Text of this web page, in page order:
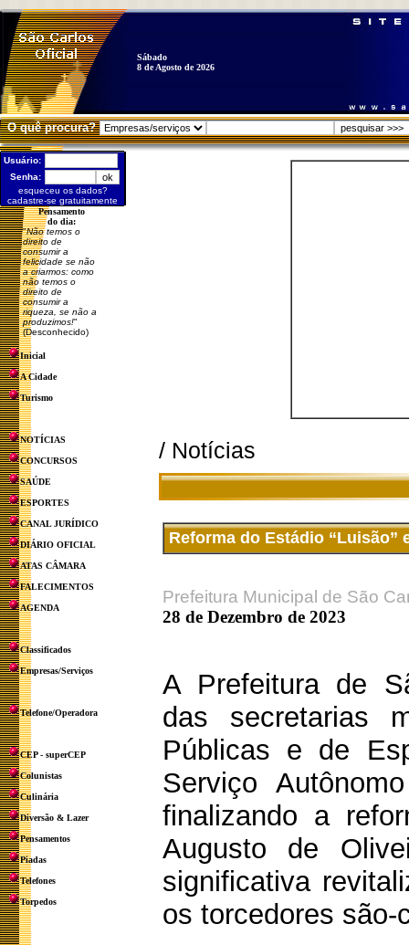
Sábado
8 de Agosto de 2026
O quê procura?
Usuário:
Senha:
esqueceu os dados?
cadastre-se gratuitamente
Pensamento
do dia:
"Não temos o
direito de
consumir a
felicidade se não
a criarmos: como
não temos o
direito de
consumir a
riqueza, se não a
produzimos!"
(Desconhecido)
Inicial
A Cidade
Turismo
NOTÍCIAS
CONCURSOS
SAÚDE
ESPORTES
CANAL JURÍDICO
DIÁRIO OFICIAL
ATAS CÂMARA
FALECIMENTOS
AGENDA
Classificados
Empresas/Serviços
Telefone/Operadora
CEP - superCEP
Colunistas
Culinária
Diversão & Lazer
Pensamentos
Piadas
Telefones
Torpedos
/ Notícias
Reforma do Estádio “Luisão”
Prefeitura Municipal de São
28 de Dezembro de 2023
A Prefeitura de
das secretarias
Públicas e de
Serviço
finalizando a
Augusto de
significativa
os torcedores